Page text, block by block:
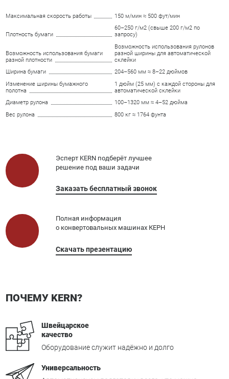
Максимальная скорость работы 150 м/мин ≈ 500 фут/мин
Плотность бумаги
60–250 г/м2 (свыше 200 г/м2 по
запросу)
Возможность использования бумаги
разной плотности
Возможность использования рулонов
разной ширины для автоматической
склейки
Ширина бумаги
204–560 мм ≈ 8–22 дюймов
Изменение ширины бумажного
полотна
1 дюйм (25 мм) с каждой стороны для
автоматической склейки
Диаметр рулона
100–1320 мм ≈ 4–52 дюйма
Вес рулона
800 кг ≈ 1764 фунта
Эсперт KERN подберёт лучшее
решение под ваши задачи
Заказать бесплатный звонок
Полная информация
о конвертовальных машинах КЕРН
Скачать презентацию
ПОЧЕМУ KERN?
Швейцарское
качество
Оборудование служит надёжно и долго
Универсальность